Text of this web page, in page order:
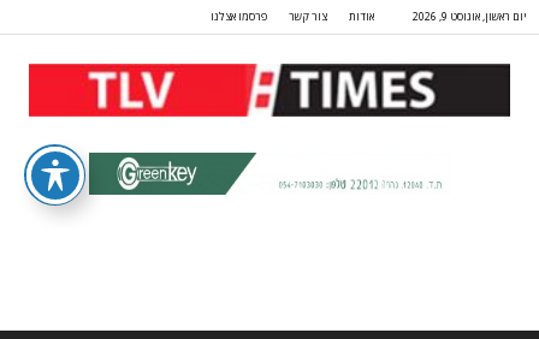
יום ראשון, אוגוסט 9, 2026 אודות צור קשר פרסמו אצלנו